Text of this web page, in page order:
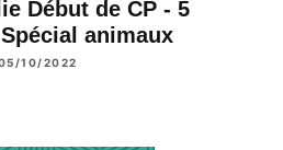
Début de CP - 5
animaux
10/2022